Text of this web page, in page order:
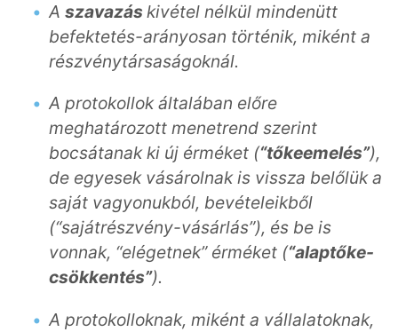
A szavazás kivétel nélkül mindenütt
befektetés-arányosan történik, miként a
részvénytársaságoknál.
A protokollok általában előre
meghatározott menetrend szerint
bocsátanak ki új érméket (“tőkeemelés”),
de egyesek vásárolnak is vissza belőlük a
saját vagyonukból, bevételeikből
(“sajátrészvény-vásárlás”), és be is
vonnak, “elégetnek” érméket (“alaptőke-
csökkentés”).
A protokolloknak, miként a vállalatoknak,